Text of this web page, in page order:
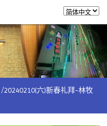
20240210(六)新春礼拜-林牧